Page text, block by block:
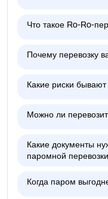
Что такое Ro-Ro-
Почему перевозку
Какие риски
Можно ли
Какие документы
паромной
Когда паром